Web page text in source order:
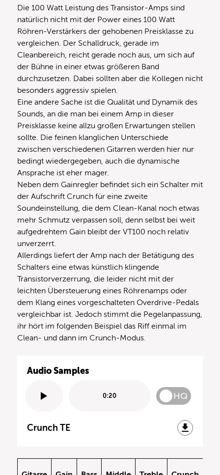
Die 100 Watt Leistung des Transistor-Amps sind
natürlich nicht mit der Power eines 100 Watt
Röhren-Verstärkers der gehobenen Preisklasse zu
vergleichen. Der Schalldruck, gerade im
Cleanbereich, reicht gerade noch aus, um sich auf
der Bühne in einer etwas größeren Band
durchzusetzen. Dabei sollten aber die Kollegen nicht
besonders aggressiv spielen.
Eine andere Sache ist die Qualität und Dynamik des
Sounds, an die man bei einem Amp in dieser
Preisklasse keine allzu großen Erwartungen stellen
sollte. Die feinen klanglichen Unterschiede
zwischen verschiedenen Gitarren werden hier nur
bedingt wiedergegeben, auch die dynamische
Ansprache ist eher mager.
Neben dem Gainregler befindet sich ein Schalter mit
der Aufschrift Crunch für eine zweite
Soundeinstellung, die dem Clean-Kanal noch etwas
mehr Schmutz verpassen soll, denn selbst bei weit
aufgedrehtem Gain bleibt der VT100 noch relativ
unverzerrt.
Allerdings liefert der Amp nach der Betätigung des
Schalters eine etwas künstlich klingende
Transistorverzerrung, die leider nicht mit der
leichten Übersteuerung eines Röhrenamps oder
dem Klang eines vorgeschalteten Overdrive-Pedals
vergleichbar ist. Jedoch stimmt die Pegelanpassung,
ihr hört im folgenden Beispiel das Riff einmal im
Clean- und dann im Crunch-Modus.
Audio Samples
0:20 HQ
Crunch TE